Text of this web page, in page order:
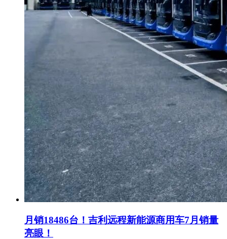
月销18486台！吉利远程新能源商用车7月销量
亮眼！